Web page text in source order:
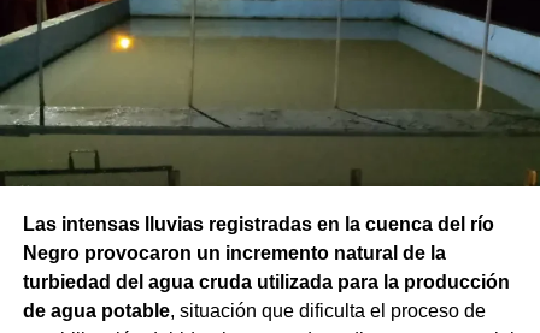
Las intensas lluvias registradas en la cuenca del río
Negro provocaron un incremento natural de la
turbiedad del agua cruda utilizada para la producción
de agua potable, situación que dificulta el proceso de